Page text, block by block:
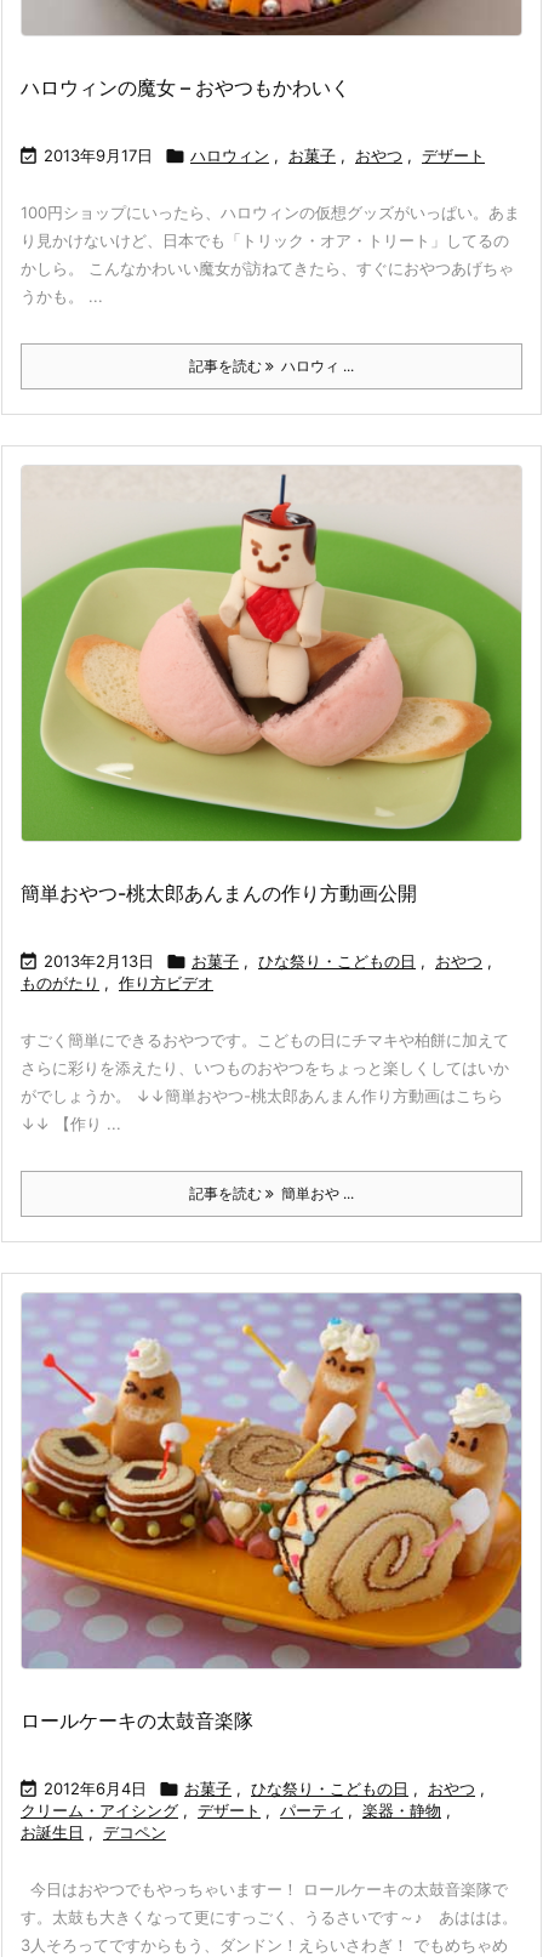
ハロウィンの魔女 – おやつもかわいく
 2013年9月17日  ハロウィン , お菓子 , おやつ , デザート
100円ショップにいったら、ハロウィンの仮想グッズがいっぱい。あま
り見かけないけど、日本でも「トリック・オア・トリート」してるの
かしら。 こんなかわいい魔女が訪ねてきたら、すぐにおやつあげちゃ
うかも。 ...
記事を読む ハロウィ ...
簡単おやつ-桃太郎あんまんの作り方動画公開
 2013年2月13日  お菓子 , ひな祭り・こどもの日 , おやつ ,
ものがたり , 作り方ビデオ
すごく簡単にできるおやつです。こどもの日にチマキや柏餅に加えて
さらに彩りを添えたり、いつものおやつをちょっと楽しくしてはいか
がでしょうか。 ↓↓簡単おやつ-桃太郎あんまん作り方動画はこちら
↓↓ 【作り ...
記事を読む 簡単おや ...
ロールケーキの太鼓音楽隊
 2012年6月4日  お菓子 , ひな祭り・こどもの日 , おやつ ,
クリーム・アイシング , デザート , パーティ , 楽器・静物 ,
お誕生日 , デコペン
今日はおやつでもやっちゃいますー！ ロールケーキの太鼓音楽隊で
す。太鼓も大きくなって更にすっごく、うるさいです～♪ あははは。
3人そろってですからもう、ダンドン！えらいさわぎ！ でもめちゃめ